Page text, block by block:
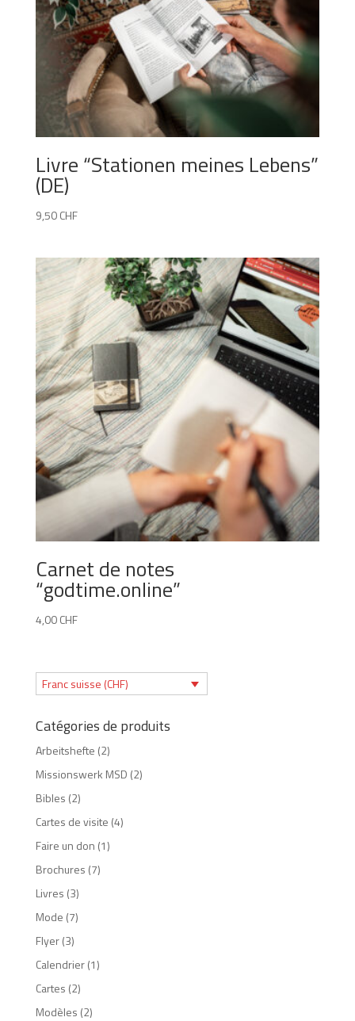
Livre “Stationen meines Lebens”
(DE)
9,50CHF
Carnet de notes
“godtime.online”
4,00CHF
Franc suisse (CHF)
Catégories de produits
Arbeitshefte (2)
Missionswerk MSD (2)
Bibles (2)
Cartes de visite (4)
Faire un don (1)
Brochures (7)
Livres (3)
Mode (7)
Flyer (3)
Calendrier (1)
Cartes (2)
Modèles (2)